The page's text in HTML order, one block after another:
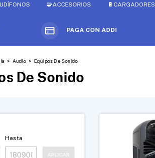
🧩ACCESORIOS 🔋CARGADORES
PAGA CON ADDI
> Audio > Equipos De Sonido
De Sonido
Hasta
APLICAR